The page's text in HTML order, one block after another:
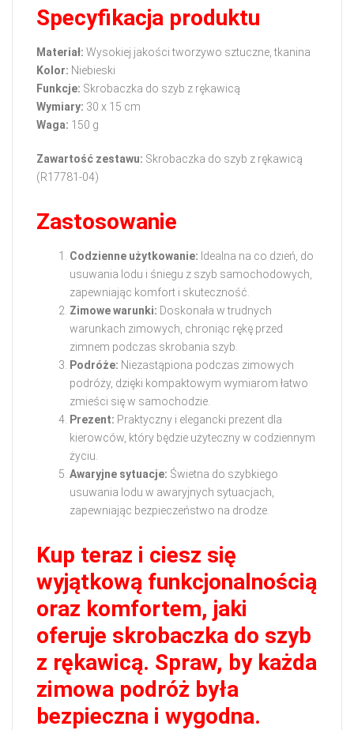
Specyfikacja produktu
Materiał: Wysokiej jakości tworzywo sztuczne, tkanina
Kolor: Niebieski
Funkcje: Skrobaczka do szyb z rękawicą
Wymiary: 30 x 15 cm
Waga: 150 g
Zawartość zestawu: Skrobaczka do szyb z rękawicą
(R17781-04)
Zastosowanie
Codzienne użytkowanie: Idealna na co dzień, do
usuwania lodu i śniegu z szyb samochodowych,
zapewniając komfort i skuteczność.
Zimowe warunki: Doskonała w trudnych
warunkach zimowych, chroniąc rękę przed
zimnem podczas skrobania szyb.
Podróże: Niezastąpiona podczas zimowych
podróży, dzięki kompaktowym wymiarom łatwo
zmieści się w samochodzie.
Prezent: Praktyczny i elegancki prezent dla
kierowców, który będzie użyteczny w codziennym
życiu.
Awaryjne sytuacje: Świetna do szybkiego
usuwania lodu w awaryjnych sytuacjach,
zapewniając bezpieczeństwo na drodze.
Kup teraz i ciesz się
wyjątkową funkcjonalnością
oraz komfortem, jaki
oferuje skrobaczka do szyb
z rękawicą. Spraw, by każda
zimowa podróż była
bezpieczna i wygodna.